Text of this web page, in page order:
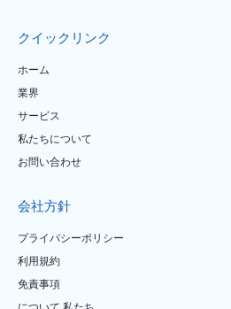
クイックリンク
ホーム
業界
サービス
私たちについて
お問い合わせ
会社方針
プライバシーポリシー
利用規約
免責事項